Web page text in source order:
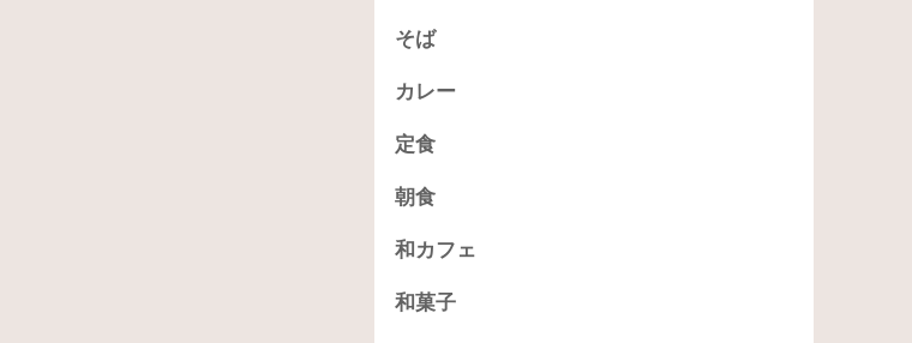
そば
カレー
定食
朝食
和カフェ
和菓子